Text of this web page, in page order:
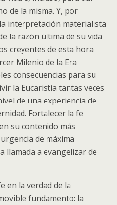
de la misma. Y, por
interpretación materialista
la razón última de su vida
creyentes de esta hora
Milenio de la Era
consecuencias para su
la Eucaristía tantas veces
de una experiencia de
Fortalecer la fe
su contenido más
de máxima
llamada a evangelizar de
en la verdad de la
fundamento: la